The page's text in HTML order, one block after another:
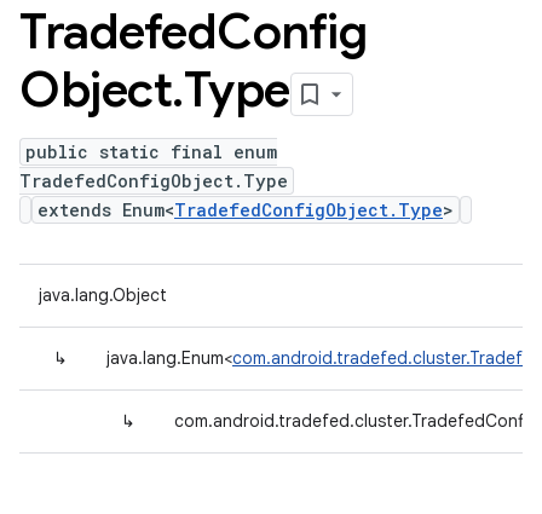
TradefedConfig
Object.Type
public static final enum
TradefedConfigObject.Type
extends Enum<TradefedConfigObject.Type>
java.lang.Object
↳ java.lang.Enum<
↳